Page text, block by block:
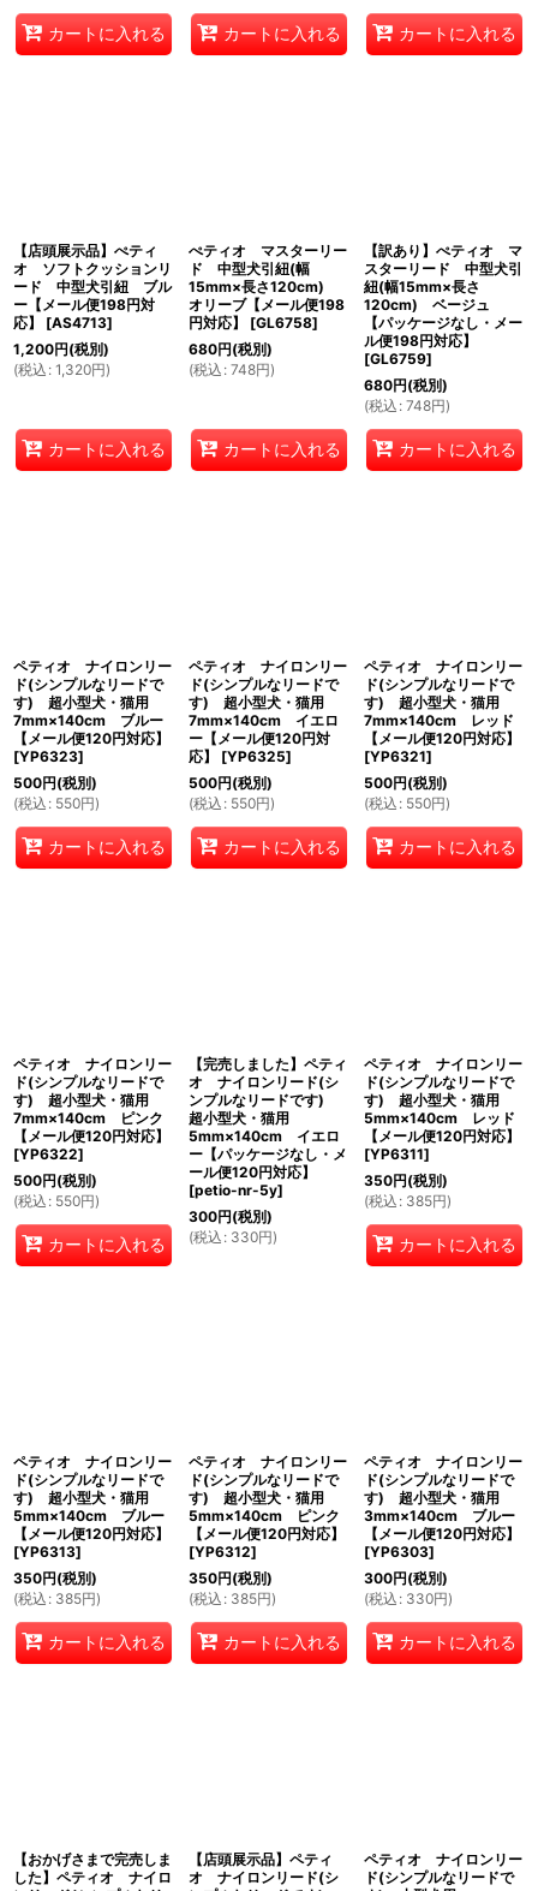
カートに入れる カートに入れる カートに入れる
【店頭展示品】ぺティ
オ ソフトクッションリ
ード 中型犬引紐 ブル
ー【メール便198円対
応】
[AS4713]
1,200円(税別)
(税込 : 1,320円)
カートに入れる
ぺティオ マスターリー
ド 中型犬引紐(幅
15mm×長さ120cm)
オリーブ【メール便198
円対応】
[GL6758]
680円(税別)
(税込 : 748円)
カートに入れる
【訳あり】ぺティオ マ
スターリード 中型犬引
紐(幅15mm×長さ
120cm) ベージュ
【パッケージなし・メー
ル便198円対応】
[GL6759]
680円(税別)
(税込 : 748円)
カートに入れる
ペティオ ナイロンリー
ド(シンプルなリードで
す) 超小型犬・猫用
7mm×140cm ブルー
【メール便120円対応】
[YP6323]
500円(税別)
(税込 : 550円)
カートに入れる
ペティオ ナイロンリー
ド(シンプルなリードで
す) 超小型犬・猫用
7mm×140cm イエロ
ー【メール便120円対
応】
[YP6325]
500円(税別)
(税込 : 550円)
カートに入れる
ペティオ ナイロンリー
ド(シンプルなリードで
す) 超小型犬・猫用
7mm×140cm レッド
【メール便120円対応】
[YP6321]
500円(税別)
(税込 : 550円)
カートに入れる
ペティオ ナイロンリー
ド(シンプルなリードで
す) 超小型犬・猫用
7mm×140cm ピンク
【メール便120円対応】
[YP6322]
500円(税別)
(税込 : 550円)
カートに入れる
【完売しました】ペティ
オ ナイロンリード(シ
ンプルなリードです)
超小型犬・猫用
5mm×140cm イエロ
ー【パッケージなし・メ
ール便120円対応】
[petio-nr-5y]
300円(税別)
(税込 : 330円)
ペティオ ナイロンリー
ド(シンプルなリードで
す) 超小型犬・猫用
5mm×140cm レッド
【メール便120円対応】
[YP6311]
350円(税別)
(税込 : 385円)
カートに入れる
ペティオ ナイロンリー
ド(シンプルなリードで
す) 超小型犬・猫用
5mm×140cm ブルー
【メール便120円対応】
[YP6313]
350円(税別)
(税込 : 385円)
カートに入れる
ペティオ ナイロンリー
ド(シンプルなリードで
す) 超小型犬・猫用
5mm×140cm ピンク
【メール便120円対応】
[YP6312]
350円(税別)
(税込 : 385円)
カートに入れる
ペティオ ナイロンリー
ド(シンプルなリードで
す) 超小型犬・猫用
3mm×140cm ブルー
【メール便120円対応】
[YP6303]
300円(税別)
(税込 : 330円)
カートに入れる
【おかげさまで完売しま
した】ペティオ ナイロ
【店頭展示品】ペティ
オ ナイロンリード(シ
ペティオ ナイロンリー
ド(シンプルなリードで